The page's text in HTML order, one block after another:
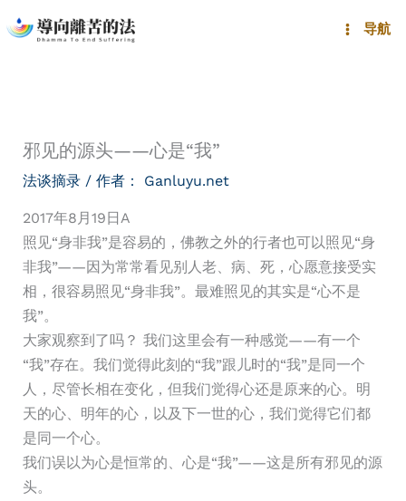
至
导航
邪见的源头——心是“我”
法谈摘录/ 作者： Ganluyu.net
2017年8月19日A
照见“身非我”是容易的，佛教之外的行者也可以照见“身
非我”——因为常常看见别人老、病、死，心愿意接受实
相，很容易照见“身非我”。最难照见的其实是“心不是
我”。
大家观察到了吗？ 我们这里会有一种感觉——有一个
“我”存在。我们觉得此刻的“我”跟儿时的“我”是同一个
人，尽管长相在变化，但我们觉得心还是原来的心。明
天的心、明年的心，以及下一世的心，我们觉得它们都
是同一个心。
我们误以为心是恒常的、心是“我”——这是所有邪见的源
头。